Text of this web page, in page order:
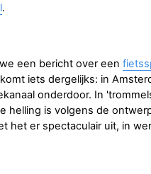
.
een bericht over een
iets dergelijks: in
onderdoor. In
helling is volgens de
het er spectaculair uit, in